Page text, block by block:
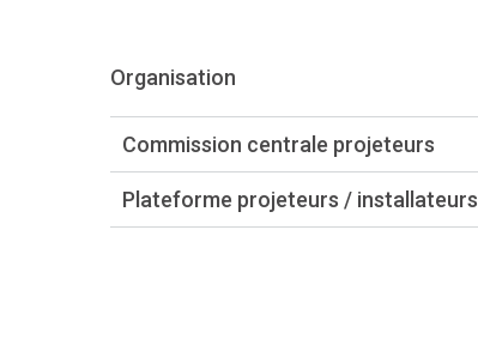
Organisation
Commission centrale projeteurs
Plateforme projeteurs / installateurs